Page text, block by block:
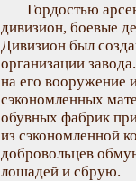
Гордостью
дивизион, боевые
Дивизион был
организации
на его вооружение
сэкономленных
обувных фабрик
из сэкономленной
добровольцев
лошадей и сбрую.